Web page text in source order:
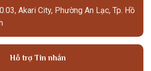
Akari City, Phường An Lạc, Tp. Hồ
Hỗ trợ Tin nhắn